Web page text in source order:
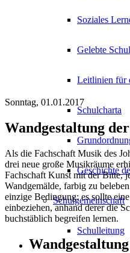
Soziales
Gelebte
Leitlinien für
Schulcharta
Geschichte
Schulgemeinschaft
Schulleitung
Sonntag, 01.01.2017
Wandgestaltung
Als die Fachschaft Musik des
drei neue große Musikräume
Fachschaft Kunst mit der Bitte,
Wandgemälde, farbig zu
einzige Bedingung: es sollte
einbeziehen, anhand derer die
buchstäblich begreifen lernen.